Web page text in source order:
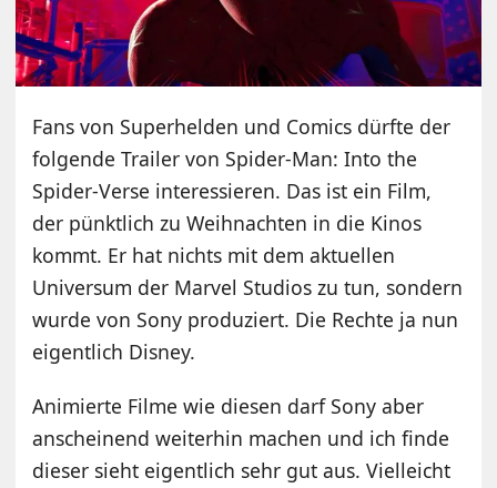
Fans von Superhelden und Comics dürfte der
folgende Trailer von Spider-Man: Into the
Spider-Verse interessieren. Das ist ein Film,
der pünktlich zu Weihnachten in die Kinos
kommt. Er hat nichts mit dem aktuellen
Universum der Marvel Studios zu tun, sondern
wurde von Sony produziert. Die Rechte ja nun
eigentlich Disney.
Animierte Filme wie diesen darf Sony aber
anscheinend weiterhin machen und ich finde
dieser sieht eigentlich sehr gut aus. Vielleicht